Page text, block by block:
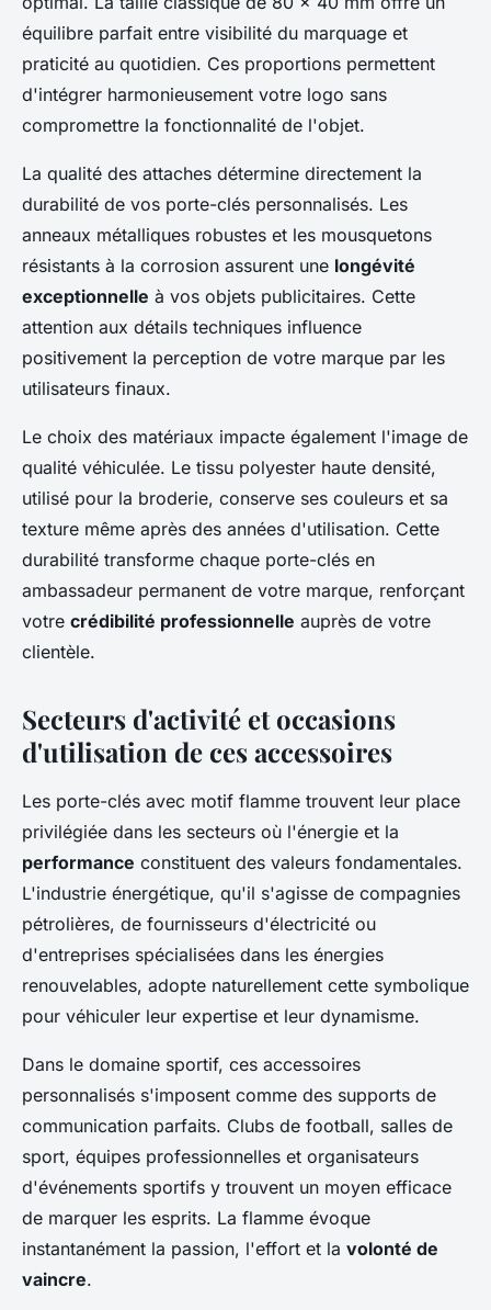
équilibre parfait entre visibilité du marquage et
praticité au quotidien. Ces proportions permettent
d'intégrer harmonieusement votre logo sans
compromettre la fonctionnalité de l'objet.
La qualité des attaches détermine directement la
durabilité de vos porte-clés personnalisés. Les
anneaux métalliques robustes et les mousquetons
résistants à la corrosion assurent une longévité
exceptionnelle à vos objets publicitaires. Cette
attention aux détails techniques influence
positivement la perception de votre marque par les
utilisateurs finaux.
Le choix des matériaux impacte également l'image de
qualité véhiculée. Le tissu polyester haute densité,
utilisé pour la broderie, conserve ses couleurs et sa
texture même après des années d'utilisation. Cette
durabilité transforme chaque porte-clés en
ambassadeur permanent de votre marque, renforçant
votre crédibilité professionnelle auprès de votre
clientèle.
Secteurs d'activité et occasions
d'utilisation de ces accessoires
Les porte-clés avec motif flamme trouvent leur place
privilégiée dans les secteurs où l'énergie et la
performance constituent des valeurs fondamentales.
L'industrie énergétique, qu'il s'agisse de compagnies
pétrolières, de fournisseurs d'électricité ou
d'entreprises spécialisées dans les énergies
renouvelables, adopte naturellement cette symbolique
pour véhiculer leur expertise et leur dynamisme.
Dans le domaine sportif, ces accessoires
personnalisés s'imposent comme des supports de
communication parfaits. Clubs de football, salles de
sport, équipes professionnelles et organisateurs
d'événements sportifs y trouvent un moyen efficace
de marquer les esprits. La flamme évoque
instantanément la passion, l'effort et la volonté de
vaincre.